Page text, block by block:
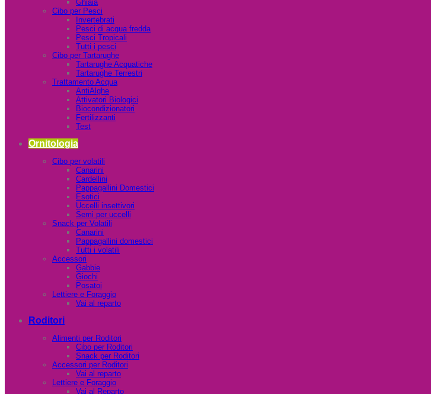
Ghiaia
Cibo per Pesci
Invertebrati
Pesci di acqua fredda
Pesci Tropicali
Tutti i pesci
Cibo per Tartarughe
Tartarughe Acquatiche
Tartarughe Terrestri
Trattamento Acqua
AntiAlghe
Attivatori Biologici
Biocondizionatori
Fertilizzanti
Test
Ornitologia
Cibo per volatili
Canarini
Cardellini
Pappagallini Domestici
Esotici
Uccelli insettivori
Semi per uccelli
Snack per Volatili
Canarini
Pappagallini domestici
Tutti i volatili
Accessori
Gabbie
Giochi
Posatoi
Lettiere e Foraggio
Vai al reparto
Roditori
Alimenti per Roditori
Cibo per Roditori
Snack per Roditori
Accessori per Roditori
Vai al reparto
Lettiere e Foraggio
Vai al Reparto